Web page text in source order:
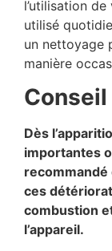
l’utilisation
utilisé
un nettoyage
manière
Conseil
Dès
importantes
ces
combustion
l’appareil.